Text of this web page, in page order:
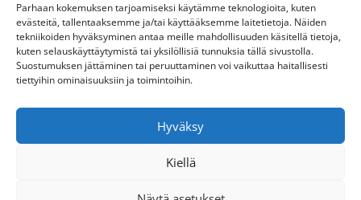
Parhaan kokemuksen tarjoamiseksi käytämme teknologioita, kuten
evästeitä, tallentaaksemme ja/tai käyttääksemme laitetietoja. Näiden
tekniikoiden hyväksyminen antaa meille mahdollisuuden käsitellä tietoja,
kuten selauskäyttäytymistä tai yksilöllisiä tunnuksia tällä sivustolla.
Suostumuksen jättäminen tai peruuttaminen voi vaikuttaa haitallisesti
tiettyihin ominaisuuksiin ja toimintoihin.
Hyväksy
Kiellä
vähentää rungon rasitusta. Tämä yksinkertainen
toimenpide voi pidentää koko kaapiston käyttöikää
huomattavasti. Liikkuvien osien voitelu tarpeen
mukaan pitää mekanismit toimintakunnossa.
Ammattimainen suunnittelu ja toteutus takaavat
sokkelin optimaalisen toimivuuden juuri sinun
räätälöidyn ratkaisun, joka yhdistää kestävyyden,
toimivuuden ja esteettisyyden.